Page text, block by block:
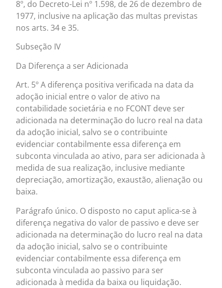
8º, do Decreto-Lei nº 1.598, de 26 de dezembro de
1977, inclusive na aplicação das multas previstas
nos arts. 34 e 35.
Subseção IV
Da Diferença a ser Adicionada
Art. 5º A diferença positiva verificada na data da
adoção inicial entre o valor de ativo na
contabilidade societária e no FCONT deve ser
adicionada na determinação do lucro real na data
da adoção inicial, salvo se o contribuinte
evidenciar contabilmente essa diferença em
subconta vinculada ao ativo, para ser adicionada à
medida de sua realização, inclusive mediante
depreciação, amortização, exaustão, alienação ou
baixa.
Parágrafo único. O disposto no caput aplica-se à
diferença negativa do valor de passivo e deve ser
adicionada na determinação do lucro real na data
da adoção inicial, salvo se o contribuinte
evidenciar contabilmente essa diferença em
subconta vinculada ao passivo para ser
adicionada à medida da baixa ou liquidação.